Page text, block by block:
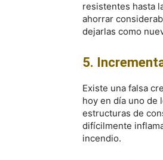
resistentes hasta
ahorrar
dejarlas como
5.
Existe una falsa
hoy en día uno de
estructuras de
difícilmente
incendio.